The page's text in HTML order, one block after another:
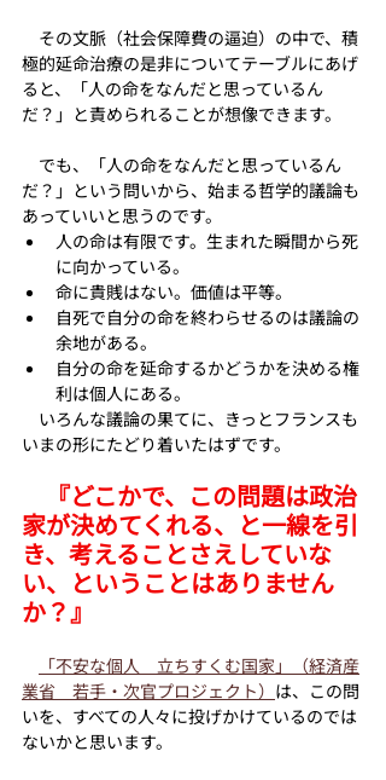
その文脈（社会保障費の逼迫）の中で、積
極的延命治療の是非についてテーブルにあげ
ると、「人の命をなんだと思っているん
だ？」と責められることが想像できます。
でも、「人の命をなんだと思っているん
だ？」という問いから、始まる哲学的議論も
あっていいと思うのです。
人の命は有限です。生まれた瞬間から死
に向かっている。
命に貴賎はない。価値は平等。
自死で自分の命を終わらせるのは議論の
余地がある。
自分の命を延命するかどうかを決める権
利は個人にある。
いろんな議論の果てに、きっとフランスも
いまの形にたどり着いたはずです。
『どこかで、この問題は政治
家が決めてくれる、と一線を引
き、考えることさえしていな
い、ということはありません
か？』
「不安な個人　立ちすくむ国家」（経済産
業省　若手・次官プロジェクト） は、この問
いを、すべての人々に投げかけているのでは
ないかと思います。